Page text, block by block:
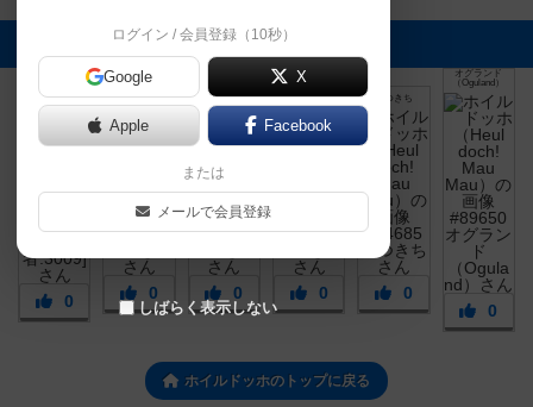
トップに表示される画像
[退会者:3009]
0
たつきち
0
たつきち
0
たつきち
0
たつきち
0
オグランド
（Oguland）
0
ホイルドッホのトップに戻る
ログイン / 会員登録（10秒）
Google X
Apple Facebook
または
メールで会員登録
しばらく表示しない